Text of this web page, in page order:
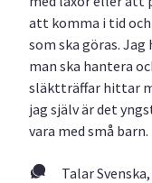
att komma i tid
som ska göras.
man ska hantera
släktträffar hittar
jag själv är det
vara med små barn.
Talar